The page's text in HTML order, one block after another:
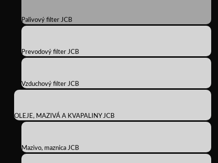
Palivový filter JCB
Prevodový filter JCB
Vzduchový filter JCB
OLEJE, MAZIVÁ A KVAPALINY JCB
Mazivo, maznica JCB